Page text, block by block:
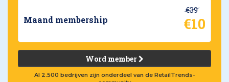
Maand membership
€39
€10
Word member
Al 2.500 bedrijven zijn onderdeel van de RetailTrends-